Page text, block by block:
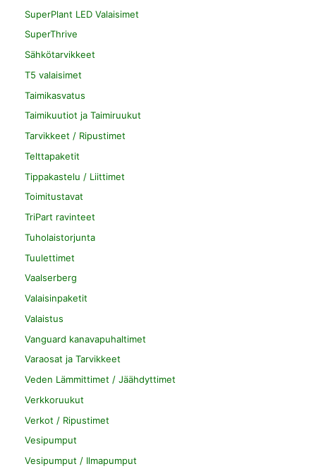
SuperPlant LED Valaisimet
SuperThrive
Sähkötarvikkeet
T5 valaisimet
Taimikasvatus
Taimikuutiot ja Taimiruukut
Tarvikkeet / Ripustimet
Telttapaketit
Tippakastelu / Liittimet
Toimitustavat
TriPart ravinteet
Tuholaistorjunta
Tuulettimet
Vaalserberg
Valaisinpaketit
Valaistus
Vanguard kanavapuhaltimet
Varaosat ja Tarvikkeet
Veden Lämmittimet / Jäähdyttimet
Verkkoruukut
Verkot / Ripustimet
Vesipumput
Vesipumput / Ilmapumput